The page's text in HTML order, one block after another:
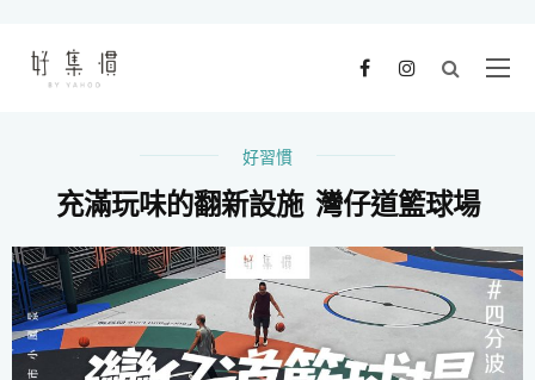
好習慣
充滿玩味的翻新設施 灣仔道籃球場